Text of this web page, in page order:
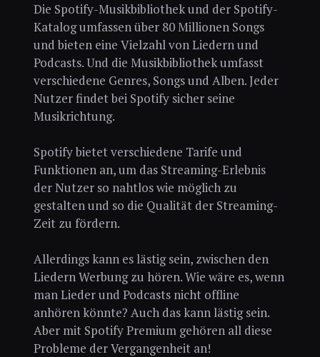
Die Spotify-Musikbibliothek und der Spotify-
Katalog umfassen über 80 Millionen Songs
und bieten eine Vielzahl von Liedern und
Podcasts. Und die Musikbibliothek umfasst
verschiedene Genres, Songs und Alben. Jeder
Nutzer findet bei Spotify sicher seine
Musikrichtung.
Spotify bietet verschiedene Tarife und
Funktionen an, um das Streaming-Erlebnis
der Nutzer so nahtlos wie möglich zu
gestalten und so die Qualität der Streaming-
Zeit zu fördern.
Allerdings kann es lästig sein, zwischen den
Liedern Werbung zu hören. Wie wäre es, wenn
man Lieder und Podcasts nicht offline
anhören könnte? Auch das kann lästig sein.
Aber mit Spotify Premium gehören all diese
Probleme der Vergangenheit an!